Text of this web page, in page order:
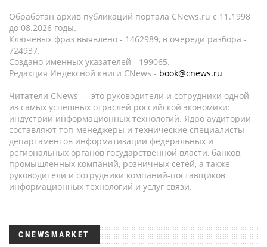
Обработан архив публикаций портала CNews.ru c 11.1998
до 08.2026 годы.
Ключевых фраз выявлено - 1462989, в очереди разбора -
724937.
Создано именных указателей - 199065.
Редакция Индексной книги CNews - book@cnews.ru
Читатели CNews — это руководители и сотрудники одной
из самых успешных отраслей российской экономики:
индустрии информационных технологий. Ядро аудитории
составляют топ-менеджеры и технические специалисты
департаментов информатизации федеральных и
региональных органов государственной власти, банков,
промышленных компаний, розничных сетей, а также
руководители и сотрудники компаний-поставщиков
информационных технологий и услуг связи.
CNEWSMARKET